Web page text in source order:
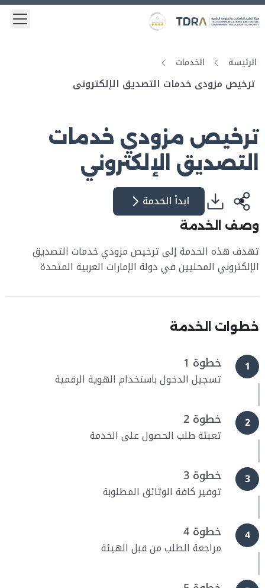
Logo
Gold star Logo
الرئيسة الخدمات
ترخيص مزودي خدمات التصديق الإلكتروني
ترخيص مزودي خدمات
التصديق الإلكتروني
ابدأ الخدمة
وصف الخدمة
تهدف هذه الخدمة إلى ترخيص مزودي خدمات التصديق
الإلكتروني المحليين في دولة الإمارات العربية المتحدة
خطوات الخدمة
1 خطوة 1
تسجيل الدخول باستخدام الهوية الرقمية
2 خطوة 2
تعبئة طلب الحصول على الخدمة
3 خطوة 3
توفير كافة الوثائق المطلوبة
4 خطوة 4
مراجعة الطلب من قبل الهيئة